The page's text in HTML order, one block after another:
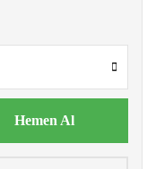
Hemen Al